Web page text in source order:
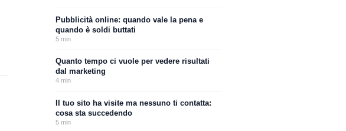
Pubblicità online: quando vale la pena e
quando è soldi buttati
5 min
Quanto tempo ci vuole per vedere risultati
dal marketing
4 min
Il tuo sito ha visite ma nessuno ti contatta:
cosa sta succedendo
5 min